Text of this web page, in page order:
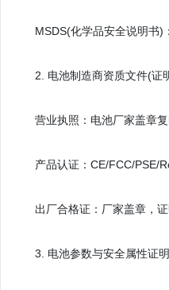
MSDS(化学品安全说明书)：
2. 电池制造商资质文件(证
营业执照：电池厂家盖章复
产品认证：CE/FCC/PSE/
出厂合格证：厂家盖章，证
3. 电池参数与安全属性证明